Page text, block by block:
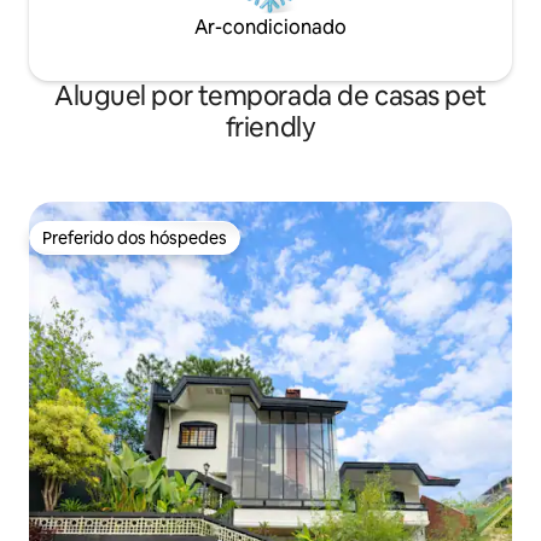
Ar-condicionado
Aluguel por temporada de casas pet
friendly
Preferido dos hóspedes
Preferido dos hóspedes